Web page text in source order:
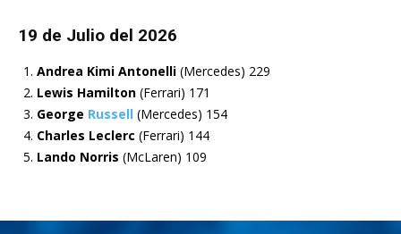
19 de Julio del 2026
Andrea Kimi Antonelli (Mercedes) 229
Lewis Hamilton (Ferrari) 171
George Russell (Mercedes) 154
Charles Leclerc (Ferrari) 144
Lando Norris (McLaren) 109